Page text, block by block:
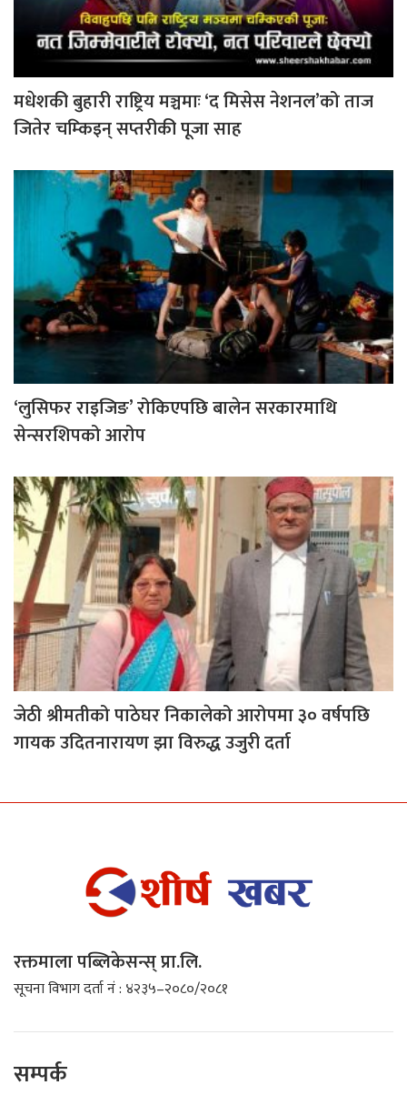
मधेशकी बुहारी राष्ट्रिय मञ्चमाः ‘द मिसेस नेशनल’को ताज
जितेर चम्किइन् सप्तरीकी पूजा साह
‘लुसिफर राइजिङ’ रोकिएपछि बालेन सरकारमाथि
सेन्सरशिपको आरोप
जेठी श्रीमतीको पाठेघर निकालेको आरोपमा ३० वर्षपछि
गायक उदितनारायण झा विरुद्ध उजुरी दर्ता
रक्तमाला पब्लिकेसन्स् प्रा.लि.
सूचना विभाग दर्ता नं : ४२३५–२०८०/२०८१
सम्पर्क